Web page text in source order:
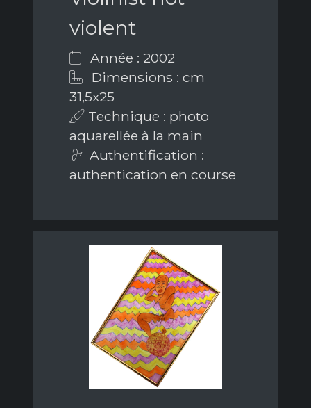
violent
Année : 2002
Dimensions : cm
31,5x25
Technique : photo
aquarellée à la main
Authentification :
authentication en course